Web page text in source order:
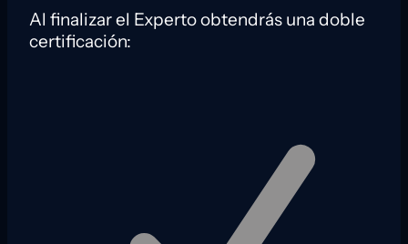
Al finalizar el Experto obtendrás una doble
certificación: